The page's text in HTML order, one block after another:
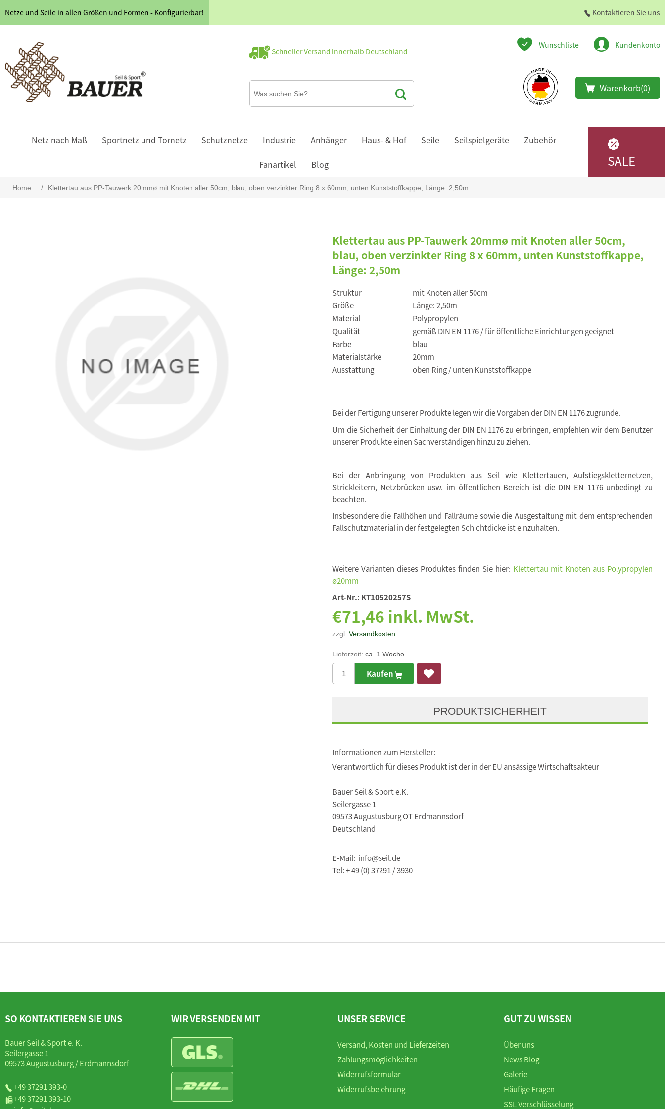
Netze und Seile in allen Größen und Formen - Konfigurierbar! Kontaktieren Sie uns
Schneller Versand innerhalb Deutschland
Wunschliste Kundenkonto
Warenkorb(0)
Netz nach Maß Sportnetz und Tornetz Schutznetze Industrie Anhänger Haus- & Hof Seile Seilspielgeräte Zubehör
Fanartikel Blog SALE
Home / Klettertau aus PP-Tauwerk 20mmø mit Knoten aller 50cm, blau, oben verzinkter Ring 8 x 60mm, unten Kunststoffkappe, Länge: 2,50m
Klettertau aus PP-Tauwerk 20mmø mit Knoten aller 50cm,
blau, oben verzinkter Ring 8 x 60mm, unten Kunststoffkappe,
Länge: 2,50m
Struktur
mit Knoten aller 50cm
Größe
Länge: 2,50m
Material
Polypropylen
Qualität
gemäß DIN EN 1176 / für öffentliche Einrichtungen geeignet
Farbe
blau
Materialstärke
20mm
Ausstattung
oben Ring / unten Kunststoffkappe
Bei der Fertigung unserer Produkte legen wir die Vorgaben der DIN EN 1176 zugrunde.
Um die Sicherheit der Einhaltung der DIN EN 1176 zu erbringen, empfehlen wir dem Benutzer
unserer Produkte einen Sachverständigen hinzu zu ziehen.
Bei der Anbringung von Produkten aus Seil wie Klettertauen, Aufstiegskletternetzen,
Strickleitern, Netzbrücken usw. im öffentlichen Bereich ist die DIN EN 1176 unbedingt zu
beachten.
Insbesondere die Fallhöhen und Fallräume sowie die Ausgestaltung mit dem entsprechenden
Fallschutzmaterial in der festgelegten Schichtdicke ist einzuhalten.
Weitere Varianten dieses Produktes finden Sie hier: Klettertau mit Knoten aus Polypropylen
ø20mm
Art-Nr.: KT10520257S
€71,46 inkl. MwSt.
zzgl. Versandkosten
Lieferzeit: ca. 1 Woche
Kaufen
PRODUKTSICHERHEIT
Informationen zum Hersteller:
Verantwortlich für dieses Produkt ist der in der EU ansässige Wirtschaftsakteur
Bauer Seil & Sport e.K.
Seilergasse 1
09573 Augustusburg OT Erdmannsdorf
Deutschland
E-Mail: info@seil.de
Tel: + 49 (0) 37291 / 3930
SO KONTAKTIEREN SIE UNS
Bauer Seil & Sport e. K.
Seilergasse 1
09573 Augustusburg / Erdmannsdorf
+49 37291 393-0
+49 37291 393-10
WIR VERSENDEN MIT UNSER SERVICE
Versand, Kosten und Lieferzeiten
Zahlungsmöglichkeiten
Widerrufsformular
Widerrufsbelehrung
GUT ZU WISSEN
Über uns
News Blog
Galerie
Häufige Fragen
SSL Verschlüsselung